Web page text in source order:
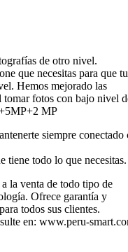
de otro nivel.
que necesitas para que
Hemos mejorado las
tomar fotos con bajo nivel
MP
siempre conectado
tiene todo lo que necesitas.
la venta de todo tipo de
Ofrece garantía y
todos sus clientes.
en: www.peru-